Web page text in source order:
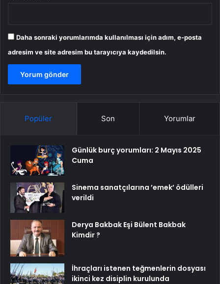
Daha sonraki yorumlarımda kullanılması için adım, e-posta
adresim ve site adresim bu tarayıcıya kaydedilsin.
Popüler Son Yorumlar
Günlük burç yorumları: 2 Mayıs 2025
Cuma
Sinema sanatçılarına ’emek’ ödülleri
verildi
Derya Bakbak Eşi Bülent Bakbak
Kimdir ?
İhraçları istenen teğmenlerin dosyası
ikinci kez disiplin kurulunda